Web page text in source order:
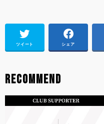
ツイート シェア
RECOMMEND